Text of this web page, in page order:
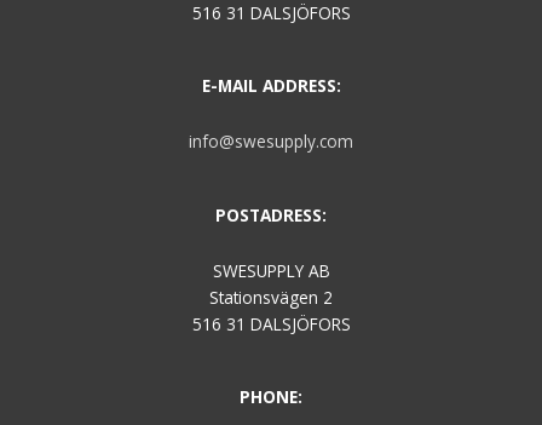
516 31 DALSJÖFORS
E-MAIL ADDRESS:
info@swesupply.com
POSTADRESS:
SWESUPPLY AB
Stationsvägen 2
516 31 DALSJÖFORS
PHONE: